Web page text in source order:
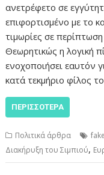
ανετρέφετο σε
επιφορτισμένο με το
τιμωρίες σε
Θεωρητικώς η λογική
ενοχοποιήσει εαυτόν
κατά τεκμήριο φίλος
ΠΕΡΙΣΣΌΤΕΡΑ
Πολιτικά άρθρα
Διακήρυξη του Σιμπιού,